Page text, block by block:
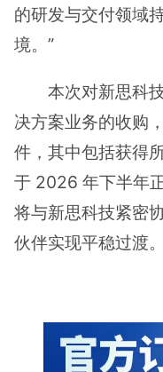
的研发与交付领域
境。”
本次对新思科
决方案业务的收购
件，其中包括获得
于 2026 年下半年
将与新思科技紧密
伙伴实现平稳过渡。